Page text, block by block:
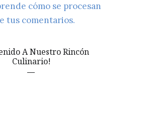
cómo se procesan
tus comentarios.
A Nuestro Rincón
Culinario!